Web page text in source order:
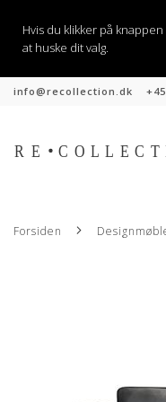
Hvis du klikker på
at huske dit valg.
info@recollection.dk
Skip
Forsiden